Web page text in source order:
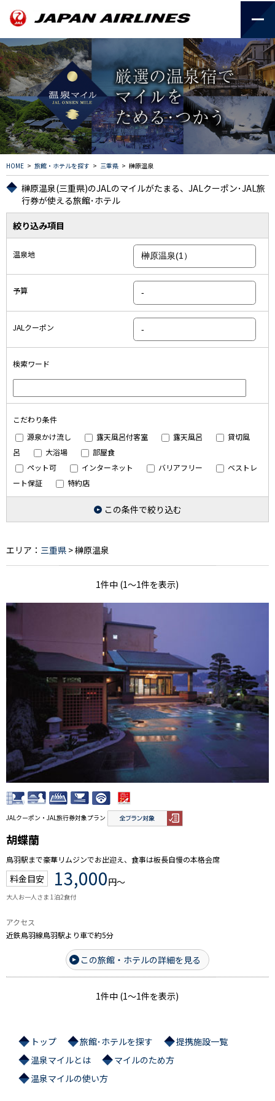
HOME > 旅館・ホテルを探す > 三重県 > 榊原温泉
榊原温泉(三重県)のJALのマイルがたまる、JALクーポン･JAL旅
行券が使える旅館･ホテル
絞り込み項目
温泉地
予算
JALクーポン
検索ワード
こだわり条件
源泉かけ流し
露天風呂付客室 露天風呂
貸切風
呂
大浴場
部屋食
ペット可
インターネット バリアフリー
ベストレ
ート保証
特約店
この条件で絞り込む
エリア： 三重県 > 榊原温泉
1件中 (1～1件を表示)
JALクーポン・JAL旅行券対象プラン
胡蝶蘭
鳥羽駅まで豪華リムジンでお出迎え、食事は板長自慢の本格会席
料金目安 13,000円～
大人お一人さま 1泊2食付
アクセス
近鉄鳥羽線鳥羽駅より車で約5分
この旅館・ホテルの詳細を見る
1件中 (1～1件を表示)
トップ 旅館･ホテルを探す
提携施設一覧
温泉マイルとは
マイルのため方
温泉マイルの使い方